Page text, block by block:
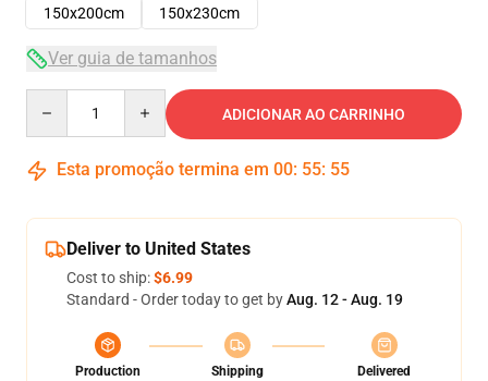
150x200cm
150x230cm
Ver guia de tamanhos
ADICIONAR AO CARRINHO
Esta promoção termina em 00: 55: 54
Deliver to United States
Cost to ship:$6.99
Standard - Order today to get byAug. 12 - Aug. 19
Production
Shipping
Delivered